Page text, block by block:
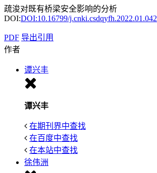
疏浚对既有桥梁安全影响的分析
DOI:DOI:10.16799/j.cnki.csdqyfh.2022.01.042
PDF 导出引用
作者
谭兴丰
谭兴丰
在期刊界中查找
在百度中查找
在本站中查找
徐伟洲